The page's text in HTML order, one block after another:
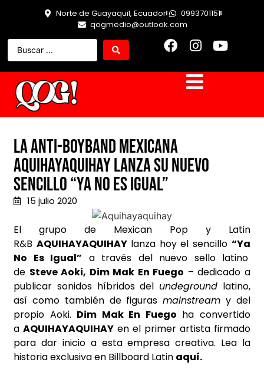
Norte de Guayaquil, Ecuador
0993701151
qogmedio@outlook.com
La anti-boyband Mexicana
AQUIHAYAQUIHAY Lanza su nuevo
sencillo “Ya No Es Igual”
15 julio 2020
El grupo de
Mexican Pop y Latin
R&B AQUIHAYAQUIHAY lanza hoy el sencillo“Ya
No Es Igual” a través del nuevo sello latino
de Steve Aoki, Dim Mak En Fuego – dedicado a
publicar sonidos híbridos del undeground latino,
así como también de figurasmainstream y del
propio Aoki. Dim Mak En Fuego ha convertido
a AQUIHAYAQUIHAY en el primer artista firmado
para dar inicio a esta empresa creativa. Lea la
historia exclusiva en Billboard Latin aquí.